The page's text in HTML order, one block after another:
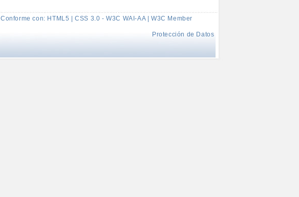
Conforme con: HTML5 | CSS 3.0 - W3C WAI-AA | W3C Member
Protección de Datos